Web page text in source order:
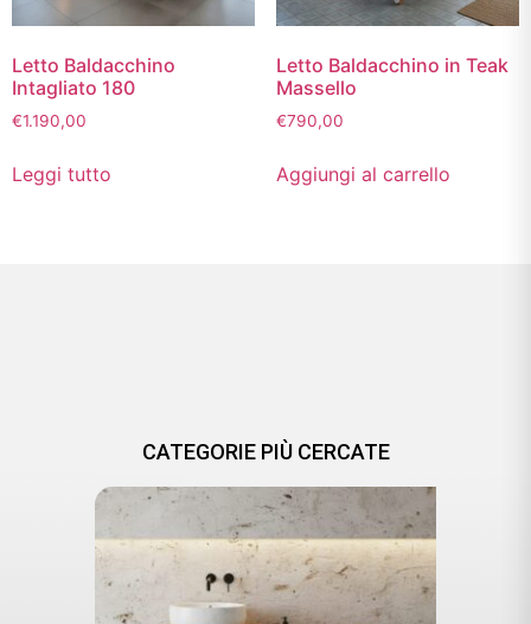
Letto Baldacchino
Intagliato 180
€1.190,00
Leggi tutto
Letto Baldacchino in Teak
Massello
€790,00
Aggiungi al carrello
CATEGORIE PIÙ CERCATE